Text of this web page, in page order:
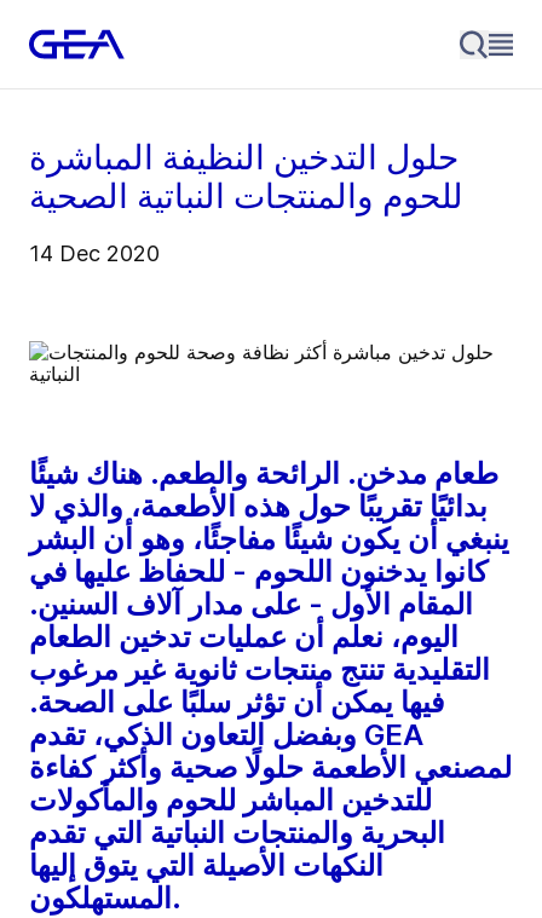
حلول التدخين النظيفة المباشرة
للحوم والمنتجات النباتية الصحية
14 Dec 2020
طعام مدخن. الرائحة والطعم. هناك شيئًا
بدائيًا تقريبًا حول هذه الأطعمة، والذي لا
ينبغي أن يكون شيئًا مفاجئًا، وهو أن البشر
كانوا يدخنون اللحوم - للحفاظ عليها في
المقام الأول - على مدار آلاف السنين.
اليوم، نعلم أن عمليات تدخين الطعام
التقليدية تنتج منتجات ثانوية غير مرغوب
فيها يمكن أن تؤثر سلبًا على الصحة.
وبفضل التعاون الذكي، تقدم GEA
لمصنعي الأطعمة حلولًا صحية وأكثر كفاءة
للتدخين المباشر للحوم والمأكولات
البحرية والمنتجات النباتية التي تقدم
النكهات الأصيلة التي يتوق إليها
المستهلكون.